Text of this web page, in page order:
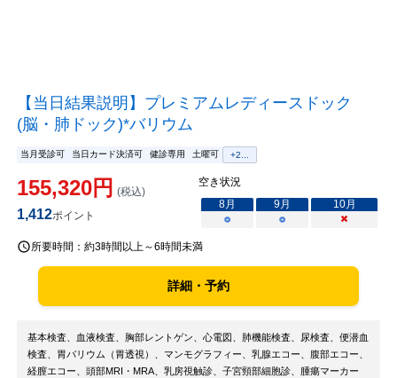
【当日結果説明】プレミアムレディースドック
(脳・肺ドック)*バリウム
当月受診可 当日カード決済可 健診専用 土曜可 +2...
155,320円 (税込)
1,412ポイント
空き状況
8月 9月 10月
○
○ ×
所要時間： 約3時間以上～6時間未満
詳細・予約
基本検査、血液検査、胸部レントゲン、心電図、肺機能検査、尿検査、便潜血
検査、胃バリウム（胃透視）、マンモグラフィー、乳腺エコー、腹部エコー、
経膣エコー、頭部MRI・MRA、乳房視触診、子宮頸部細胞診、腫瘍マーカー